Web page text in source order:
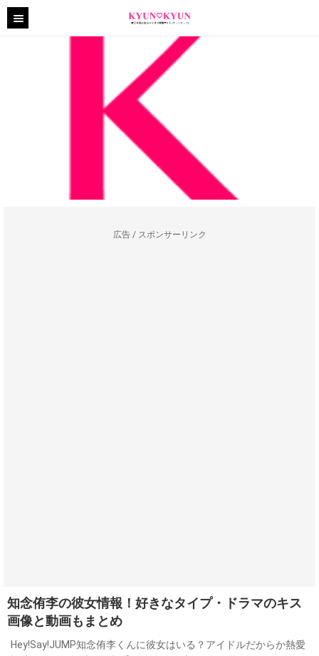
広告 / スポンサーリンク
知念侑李の彼女情報！好きなタイプ・ドラマのキス
画像と動画もまとめ
Hey!Say!JUMP知念侑李くんに彼女はいる？アイドルだからか熱愛